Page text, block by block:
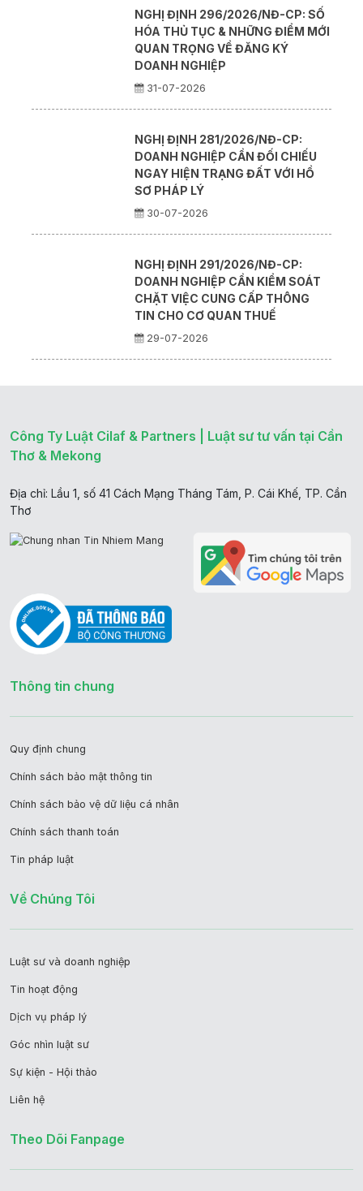
NGHỊ ĐỊNH 296/2026/NĐ-CP: SỐ
HÓA THỦ TỤC & NHỮNG ĐIỂM MỚI
QUAN TRỌNG VỀ ĐĂNG KÝ
DOANH NGHIỆP
31-07-2026
NGHỊ ĐỊNH 281/2026/NĐ-CP:
DOANH NGHIỆP CẦN ĐỐI CHIẾU
NGAY HIỆN TRẠNG ĐẤT VỚI HỒ
SƠ PHÁP LÝ
30-07-2026
NGHỊ ĐỊNH 291/2026/NĐ-CP:
DOANH NGHIỆP CẦN KIỂM SOÁT
CHẶT VIỆC CUNG CẤP THÔNG
TIN CHO CƠ QUAN THUẾ
29-07-2026
Công Ty Luật Cilaf & Partners | Luật sư tư vấn tại Cần
Thơ & Mekong
Địa chỉ: Lầu 1, số 41 Cách Mạng Tháng Tám, P. Cái Khế, TP. Cần
Thơ
Thông tin chung
Quy định chung
Chính sách bảo mật thông tin
Chính sách bảo vệ dữ liệu cá nhân
Chính sách thanh toán
Tin pháp luật
Về Chúng Tôi
Luật sư và doanh nghiệp
Tin hoạt động
Dịch vụ pháp lý
Góc nhìn luật sư
Sự kiện - Hội thảo
Liên hệ
Theo Dõi Fanpage